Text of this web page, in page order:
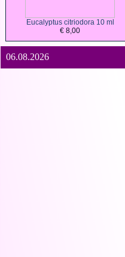
Eucalyptus citriodora 10 ml
€ 8,00
06.08.2026